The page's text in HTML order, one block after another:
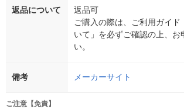
返品について
返品可
ご購入の際は、ご利用ガイド
いて」を必ずご確認の上、お
い。
備考 メーカーサイト
ご注意【免責】